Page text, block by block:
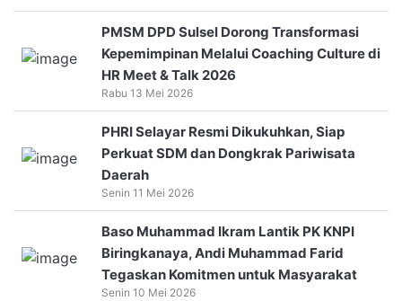
PMSM DPD Sulsel Dorong Transformasi
Kepemimpinan Melalui Coaching Culture di
HR Meet & Talk 2026
Rabu 13 Mei 2026
PHRI Selayar Resmi Dikukuhkan, Siap
Perkuat SDM dan Dongkrak Pariwisata
Daerah
Senin 11 Mei 2026
Baso Muhammad Ikram Lantik PK KNPI
Biringkanaya, Andi Muhammad Farid
Tegaskan Komitmen untuk Masyarakat
Senin 10 Mei 2026